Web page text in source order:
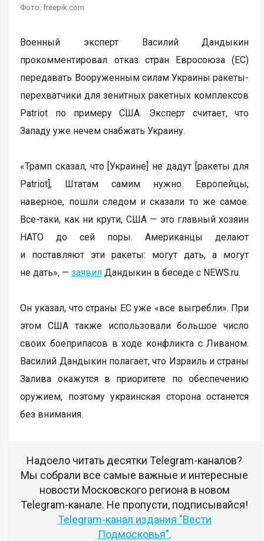
Фото: freepik.com
Военный эксперт Василий Дандыкин
прокомментировал отказ стран Евросоюза (ЕС)
передавать Вооруженным силам Украины ракеты-
перехватчики для зенитных ракетных комплексов
Patriot по примеру США. Эксперт считает, что
Западу уже нечем снабжать Украину.
«Трамп сказал, что [Украине] не дадут [ракеты для
Patriot], Штатам самим нужно. Европейцы,
наверное, пошли следом и сказали то же самое.
Все-таки, как ни крути, США — это главный хозяин
НАТО до сей поры. Американцы делают
и поставляют эти ракеты: могут дать, а могут
не дать», —заявил Дандыкин в беседе с NEWS.ru.
Он указал, что страны ЕС уже «все выгребли». При
этом США также использовали большое число
своих боеприпасов в ходе конфликта с Ливаном.
Василий Дандыкин полагает, что Израиль и страны
Залива окажутся в приоритете по обеспечению
оружием, поэтому украинская сторона останется
без внимания.
Надоело читать десятки Telegram-каналов?
Мы собрали все самые важные и интересные
новости Московского региона в новом
Telegram-канале. Не пропусти, подписывайся!
Telegram-канал издания "Вести
Подмосковья".